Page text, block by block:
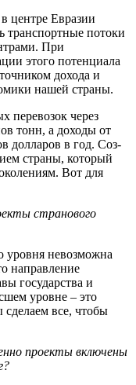
центре Евразии
транспортные потоки
При
этого потенциала
дохода и
нашей страны.
перевозок через
тонн, а доходы от
долларов в год. Соз­
страны, который
Вот для
странового
уровня невозможна
направление
государства и
уровне – это
сделаем все, чтобы
проекты включены